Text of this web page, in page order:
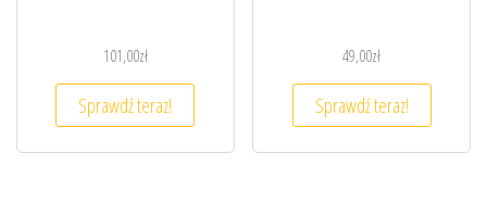
101,00zł
Sprawdź teraz!
49,00zł
Sprawdź teraz!